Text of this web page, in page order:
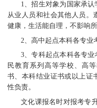
1、招生对象为国家承
从业人员和社会其他人员。
健康，生活能自理，不影响所
2、高中起点本科各专业
3、专科起点本科各专
民教育系列高等学校、高
书、本科结业证书或以上证
性负责。
文化课报名时对报考专